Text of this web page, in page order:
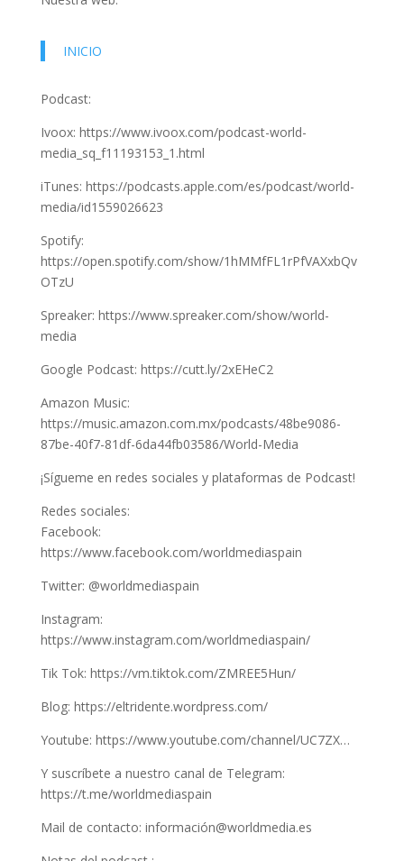
INICIO
Podcast:
Ivoox: https://www.ivoox.com/podcast-world-
media_sq_f11193153_1.html
iTunes: https://podcasts.apple.com/es/podcast/world-
media/id1559026623
Spotify:
https://open.spotify.com/show/1hMMfFL1rPfVAXxbQv
OTzU
Spreaker: https://www.spreaker.com/show/world-
media
Google Podcast: https://cutt.ly/2xEHeC2
Amazon Music:
https://music.amazon.com.mx/podcasts/48be9086-
87be-40f7-81df-6da44fb03586/World-Media
¡Sígueme en redes sociales y plataformas de Podcast!
Redes sociales:
Facebook:
https://www.facebook.com/worldmediaspain
Twitter: @worldmediaspain
Instagram:
https://www.instagram.com/worldmediaspain/
Tik Tok: https://vm.tiktok.com/ZMREE5Hun/
Blog: https://eltridente.wordpress.com/
Youtube: https://www.youtube.com/channel/UC7ZX…
Y suscríbete a nuestro canal de Telegram:
https://t.me/worldmediaspain
Mail de contacto: información@worldmedia.es